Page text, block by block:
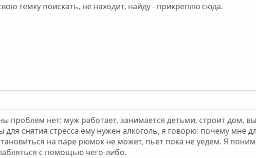
темку поискать, не находит, найду - прикреплю сюда.
проблем нет: муж работает, занимается детьми, строит дом,
для снятия стресса ему нужен алкоголь, я говорю: почему мне
на паре рюмок не может, пьет пока не уедем. Я
с помощью чего-либо.